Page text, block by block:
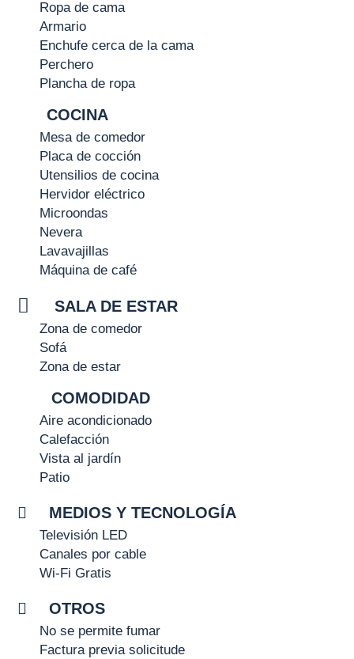
Ropa de cama
Armario
Enchufe cerca de la cama
Perchero
Plancha de ropa
COCINA
Mesa de comedor
Placa de cocción
Utensilios de cocina
Hervidor eléctrico
Microondas
Nevera
Lavavajillas
Máquina de café
SALA DE ESTAR
Zona de comedor
Sofá
Zona de estar
COMODIDAD
Aire acondicionado
Calefacción
Vista al jardín
Patio
MEDIOS Y TECNOLOGÍA
Televisión LED
Canales por cable
Wi-Fi Gratis
OTROS
No se permite fumar
Factura previa solicitude